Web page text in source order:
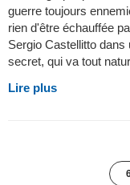
guerre toujours
rien d'être échauffée
Sergio Castellitto
secret, qui va tout
Lire plus